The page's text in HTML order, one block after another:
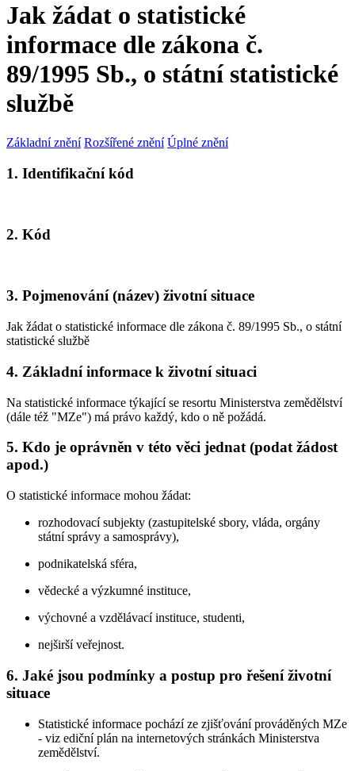
Jak žádat o statistické
informace dle zákona č.
89/1995 Sb., o státní statistické
službě
Základní znění Rozšířené znění Úplné znění
1. Identifikační kód
2. Kód
3. Pojmenování (název) životní situace
Jak žádat o statistické informace dle zákona č. 89/1995 Sb., o státní
statistické službě
4. Základní informace k životní situaci
Na statistické informace týkající se resortu Ministerstva zemědělství
(dále též "MZe") má právo každý, kdo o ně požádá.
5. Kdo je oprávněn v této věci jednat (podat žádost
apod.)
O statistické informace mohou žádat:
rozhodovací subjekty (zastupitelské sbory, vláda, orgány
státní správy a samosprávy),
podnikatelská sféra,
vědecké a výzkumné instituce,
výchovné a vzdělávací instituce, studenti,
nejširší veřejnost.
6. Jaké jsou podmínky a postup pro řešení životní
situace
Statistické informace pochází ze zjišťování prováděných MZe
- viz ediční plán na internetových stránkách Ministerstva
zemědělství.